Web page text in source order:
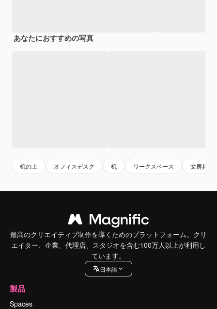
あなたにおすすめの写真
机の上 オフィスデスク 机 ワークスペース 文房具
最高のクリエイティブ制作を導くためのプラットフォーム。クリ
エイター、企業、代理店、スタジオを含む100万人以上が利用し
ています。
日本語
製品
Spaces